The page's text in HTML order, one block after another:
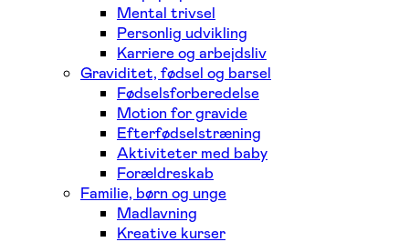
Mental trivsel
Personlig udvikling
Karriere og arbejdsliv
Graviditet, fødsel og barsel
Fødselsforberedelse
Motion for gravide
Efterfødselstræning
Aktiviteter med baby
Forældreskab
Familie, børn og unge
Madlavning
Kreative kurser